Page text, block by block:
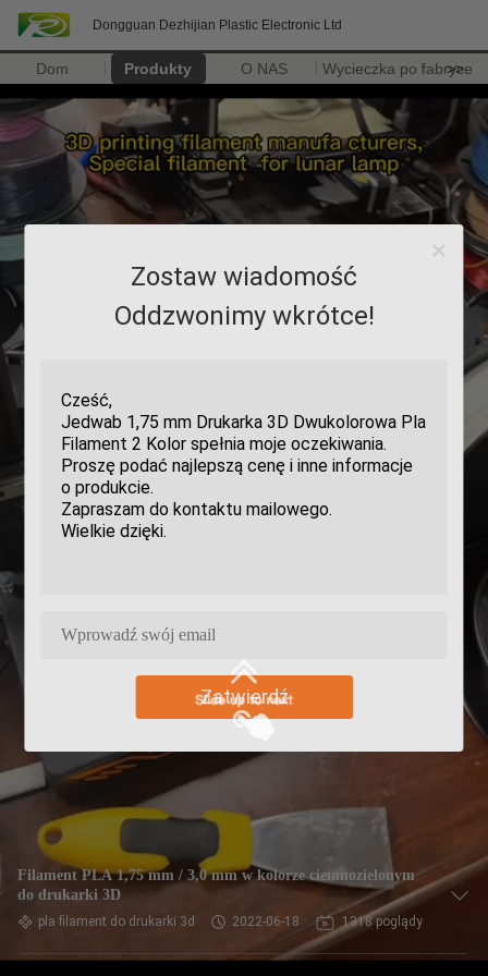
Dongguan Dezhijian Plastic Electronic Ltd
Dom Produkty O NAS Wycieczka po fabryce
>>
Zostaw wiadomość
Oddzwonimy wkrótce!
Zatwierdź
Filament PLA 1,75 mm / 3,0 mm w kolorze ciemnozielonym
do drukarki 3D
pla filament do drukarki 3d 2022-06-18 1318 poglądy